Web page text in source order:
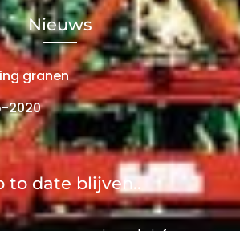
Nieuws
granen
2020
to date blijven..